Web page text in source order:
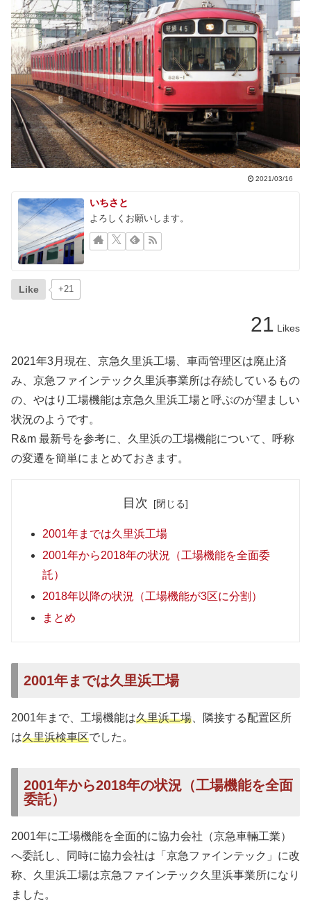
2021/03/16
いちさと
よろしくお願いします。
Like +21
21 Likes
2021年3月現在、京急久里浜工場、車両管理区は廃止済
み、京急ファインテック久里浜事業所は存続しているもの
の、やはり工場機能は京急久里浜工場と呼ぶのが望ましい
状況のようです。
R&m 最新号を参考に、久里浜の工場機能について、呼称
の変遷を簡単にまとめておきます。
目次
2001年までは久里浜工場
2001年から2018年の状況（工場機能を全面委
託）
2018年以降の状況（工場機能が3区に分割）
まとめ
2001年までは久里浜工場
2001年まで、工場機能は久里浜工場 、隣接する配置区所
は久里浜検車区でした。
2001年から2018年の状況（工場機能を全面
委託）
2001年に工場機能を全面的に協力会社（京急車輛工業）
へ委託し、同時に協力会社は「京急ファインテック」に改
称、久里浜工場は京急ファインテック久里浜事業所になり
ました。